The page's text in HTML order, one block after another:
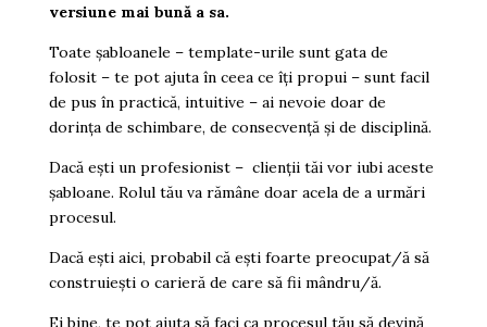
versiune mai bună a sa.
Toate șabloanele – template-urile sunt gata de
folosit – te pot ajuta în ceea ce îți propui – sunt facil
de pus în practică, intuitive – ai nevoie doar de
dorința de schimbare, de consecvență și de disciplină.
Dacă ești un profesionist – clienții tăi vor iubi aceste
șabloane. Rolul tău va rămâne doar acela de a urmări
procesul.
Dacă ești aici, probabil că ești foarte preocupat/ă să
construiești o carieră de care să fii mândru/ă.
Ei bine, te pot ajuta să faci ca procesul tău să devină